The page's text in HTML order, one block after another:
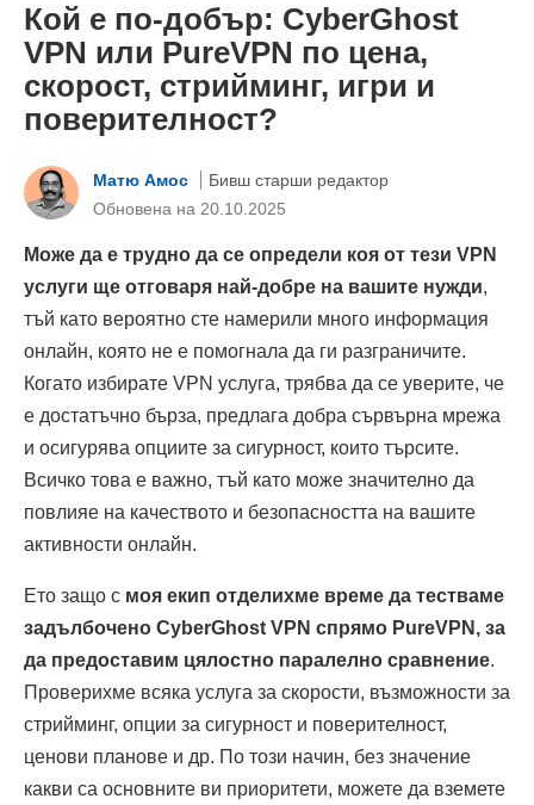
Кой е по-добър: CyberGhost
VPN или PureVPN по цена,
скорост, стрийминг, игри и
поверителност?
Матю Амос
Бивш старши редактор
Oбновена на 20.10.2025
Може да е трудно да се определи коя от тези VPN
услуги ще отговаря най-добре на вашите нужди,
тъй като вероятно сте намерили много информация
онлайн, която не е помогнала да ги разграничите.
Когато избирате VPN услуга, трябва да се уверите, че
е достатъчно бърза, предлага добра сървърна мрежа
и осигурява опциите за сигурност, които търсите.
Всичко това е важно, тъй като може значително да
повлияе на качеството и безопасността на вашите
активности онлайн.
Ето защо с моя екип отделихме време да тестваме
задълбочено CyberGhost VPN спрямо PureVPN, за
да предоставим цялостно паралелно сравнение.
Проверихме всяка услуга за скорости, възможности за
стрийминг, опции за сигурност и поверителност,
ценови планове и др. По този начин, без значение
какви са основните ви приоритети, можете да вземете